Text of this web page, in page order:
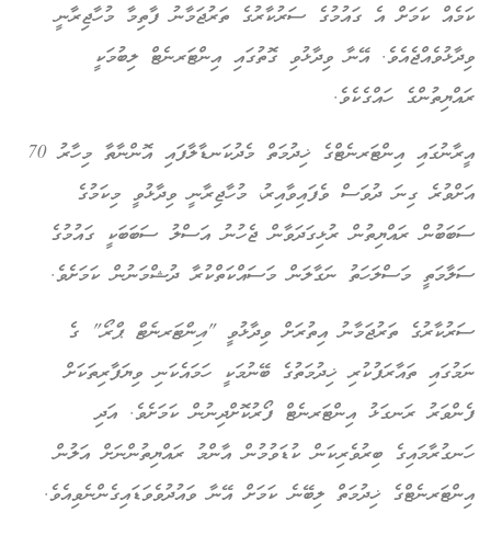
ކަމެއް ކަމަށް އެ ގައުމުގެ ސަރުކާރުގެ ތަރުޖަމާނު ފާތިމާ މުހާޖިރާނީ
ވިދާޅުވެއްޖެއެވެ. އޭނާ ވިދާޅުވި ގޮތުގައި އިންޓަރނެޓް ލިބުމަކީ
ރައްޔިތުންގެ ހައްގެކެވެ.
އީރާނުގައި އިންޓަރނެޓްގެ ޚިދުމަތް މެދުކަނޑާލާފައި އޮންނާތާ މިހާރު 70
އަށްވުރެ ގިނަ ދުވަސް ވެފައިވާއިރު، މުހާޖިރާނީ ވިދާޅުވީ މިކަމުގެ
ސަބަބުން ރައްޔިތުން ރުޅިގަދަވާން ޖެހުނު އަސްލު ސަބަބަކީ ގައުމުގެ
ސަލާމަތީ މަސްލަހަތު ނަގާލަން މަސައްކަތްކުރާ ދުޝްމަނުން ކަމަށެވެ.
ސަރުކާރުގެ ތަރުޖަމާނު އިތުރަށް ވިދާޅުވީ"އިންޓަރނެޓް ޕްރޯ" ގެ
ނަމުގައި ތައާރަފުކުރި ޚިދުމަތުގެ ބޭނުމަކީ ހަމައެކަނި ވިޔަފާރިތަކަށް
ފެންވަރު ރަނގަޅު އިންޓަރނެޓް ފޯރުކޮށްދިނުން ކަމަށެވެ. އަދި
ހަނގުރާމައިގެ ބިރުވެރިކަން ކުޑަވުމުން އާންމު ރައްޔިތުންނަށް އަލުން
އިންޓަރނެޓްގެ ޚިދުމަތް ލިބޭނެ ކަމަށް އޭނާ ވައުދުވެވަޑައިގެންނެވިއެވެ.